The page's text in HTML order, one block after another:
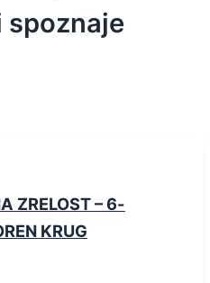
ZRELOST – 6-
KRUG